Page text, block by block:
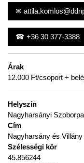
✉
☎ +36 30 377-3388
Árak
12.000 Ft/csoport +
Helyszín
Nagyharsányi
Cím
Nagyharsány és
Szélességi kör
45.856244